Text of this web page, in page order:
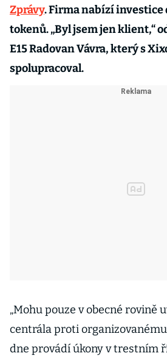
Zprávy. Firma nabízí
tokenů. „Byl jsem jen klient,“
E15 Radovan Vávra, který s
spolupracoval.
„Mohu pouze v obecné rovině
centrála proti
dne provádí úkony v trestním